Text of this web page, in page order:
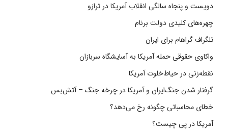
دویست و پنجاه سالگی انقلاب آمریکا در ترازو
چهره‌های کلیدی دولت برنام
تلگراف گراهام برای ایران
واکاوی حقوقی حمله آمریکا به آسایشگاه سربازان
نقطه‌زنی در حیاط‌خلوت آمریکا
گرفتار شدن جنگ‌ایران و آمریکا در چرخه جنگ – آتش‌بس
خطای محاسباتی چگونه رخ می‌دهد؟
آمریکا در پی چیست؟